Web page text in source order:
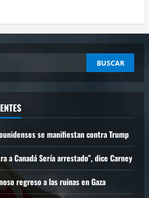
se manifiestan contra Trump
a Canadá Sería arrestado”, dice Carney
regreso a las ruinas en Gaza